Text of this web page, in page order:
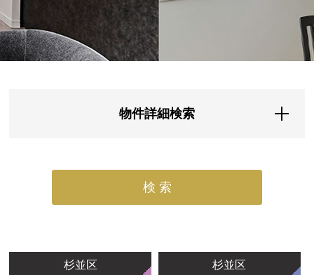
物件詳細検索
検 索
杉並区 杉並区